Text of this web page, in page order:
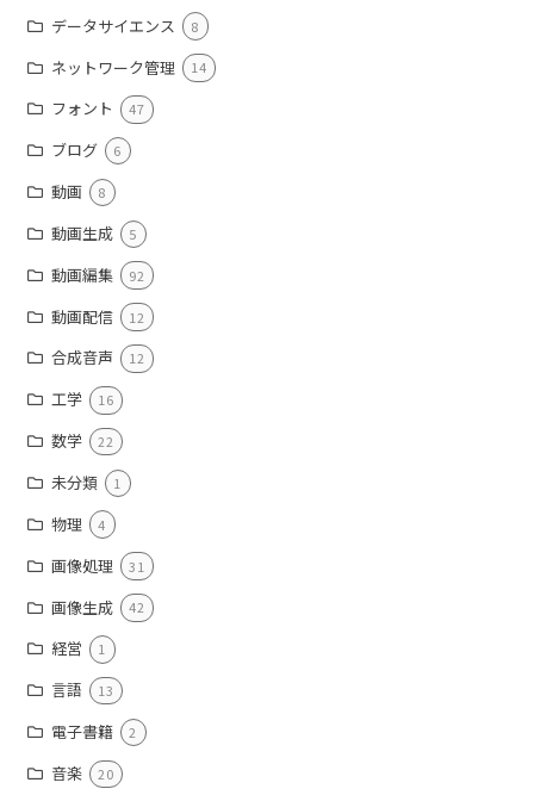
データサイエンス 8
ネットワーク管理 14
フォント 47
ブログ 6
動画 8
動画生成 5
動画編集 92
動画配信 12
合成音声 12
工学 16
数学 22
未分類 1
物理 4
画像処理 31
画像生成 42
経営 1
言語 13
電子書籍 2
音楽 20